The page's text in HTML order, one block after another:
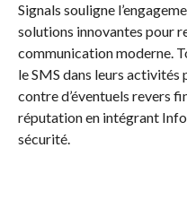
Signals souligne
solutions innovantes pour
communication moderne.
le SMS dans leurs
contre d’éventuels revers
réputation en intégrant
sécurité.